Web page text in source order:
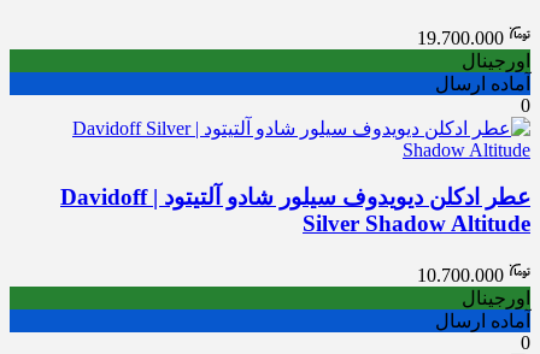
19.700.000
اورجینال
آماده ارسال
0
عطر ادکلن دیویدوف سیلور شادو آلتیتود | Davidoff
Silver Shadow Altitude
10.700.000
اورجینال
آماده ارسال
0